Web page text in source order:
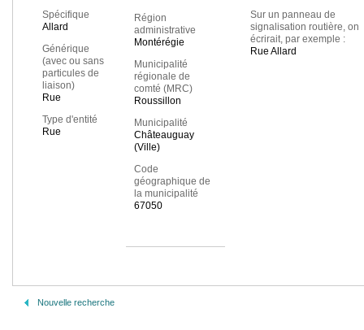
Spécifique
Allard
Générique
(avec ou sans
particules de
liaison)
Rue
Type d'entité
Rue
Région
administrative
Montérégie
Municipalité
régionale de
comté (MRC)
Roussillon
Municipalité
Châteauguay
(Ville)
Code
géographique de
la municipalité
67050
Sur un panneau de
signalisation routière, on
écrirait, par exemple :
Rue Allard
Nouvelle recherche